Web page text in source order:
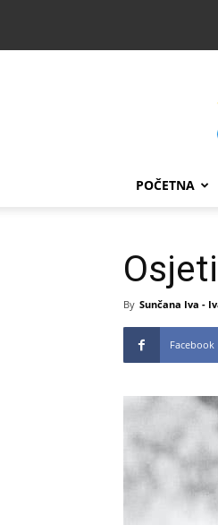
POČETNA
By Sunčana Iva -
Facebook